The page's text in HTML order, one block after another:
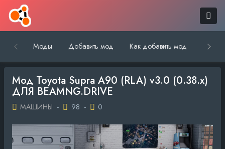
Моды Добавить мод Как добавить мод
Мод Toyota Supra A90 (RLA) v3.0 (0.38.x)
ДЛЯ BEAMNG.DRIVE
МАШИНЫ - 98 - 0